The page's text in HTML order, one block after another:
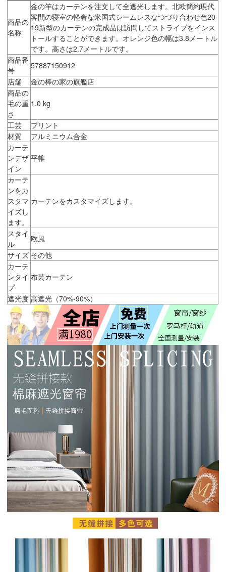
商品の
名称
金の竿はカーテンを注文して全遮光します。北欧簡約現代
客間の寝室の軽奢な米国式シームレスなつづり合わせ色20
19新型のカーテンの完成品は訪問してストライプをインス
トールすることができます。オレンジ色の幅は3.8メートル
です。高さは2.7メートルです。
商品番
号
57887150912
店舗
金の棒の家の旗艦店
商品の
毛の重
さ
1.0 kg
工芸
プリント
材質
アルミニウム合金
カーテ
ンデザ
イン
平帷
カーテ
ンをカ
スタマ
イズし
ます。
カーテンをカスタマイズします。
スタイ
ル
欧風
サイズ その他
カーテ
ンタイ
プ
布芸カーテン
遮光度 高遮光（70%-90%）